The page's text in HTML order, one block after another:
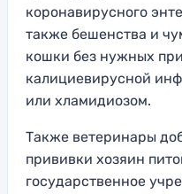
коронавирусного
также бешенства и
кошки без нужных
калициевирусной
или хламидиозом.
Также ветеринары
прививки хозяин
государственное